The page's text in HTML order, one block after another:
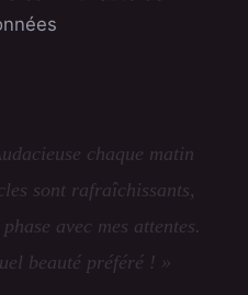
chaque matin
sont rafraîchissants,
avec mes attentes.
beauté préféré ! »